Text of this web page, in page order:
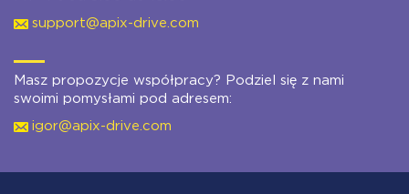
support@apix-drive.com
Masz propozycje współpracy? Podziel się z nami
swoimi pomysłami pod adresem:
igor@apix-drive.com